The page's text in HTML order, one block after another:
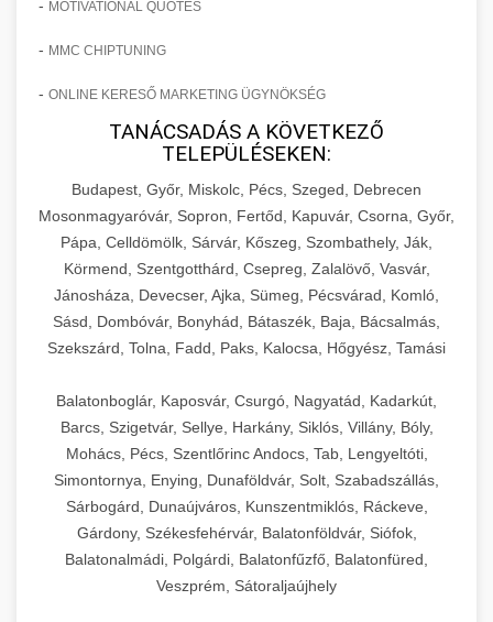
- MOTIVATIONAL QUOTES
- MMC CHIPTUNING
- ONLINE KERESŐ MARKETING ÜGYNÖKSÉG
TANÁCSADÁS A KÖVETKEZŐ
TELEPÜLÉSEKEN:
Budapest, Győr, Miskolc, Pécs, Szeged, Debrecen
Mosonmagyaróvár, Sopron, Fertőd, Kapuvár, Csorna, Győr,
Pápa, Celldömölk, Sárvár, Kőszeg, Szombathely, Ják,
Körmend, Szentgotthárd, Csepreg, Zalalövő, Vasvár,
Jánosháza, Devecser, Ajka, Sümeg, Pécsvárad, Komló,
Sásd, Dombóvár, Bonyhád, Bátaszék, Baja, Bácsalmás,
Szekszárd, Tolna, Fadd, Paks, Kalocsa, Hőgyész, Tamási
Balatonboglár, Kaposvár, Csurgó, Nagyatád, Kadarkút,
Barcs, Szigetvár, Sellye, Harkány, Siklós, Villány, Bóly,
Mohács, Pécs, Szentlőrinc Andocs, Tab, Lengyeltóti,
Simontornya, Enying, Dunaföldvár, Solt, Szabadszállás,
Sárbogárd, Dunaújváros, Kunszentmiklós, Ráckeve,
Gárdony, Székesfehérvár, Balatonföldvár, Siófok,
Balatonalmádi, Polgárdi, Balatonfűzfő, Balatonfüred,
Veszprém, Sátoraljaújhely